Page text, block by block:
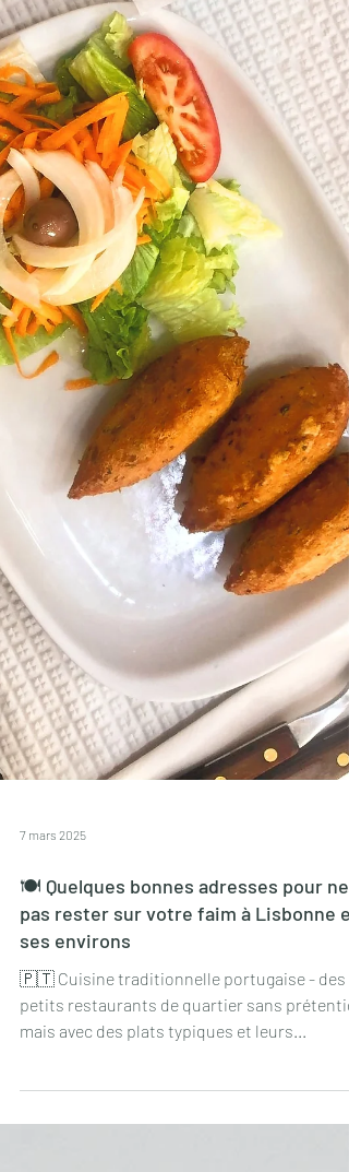
7 mars 2025
🍽 Quelques bonnes adresses pour ne
pas rester sur votre faim à Lisbonne et
ses environs
🇵🇹 Cuisine traditionnelle portugaise - des